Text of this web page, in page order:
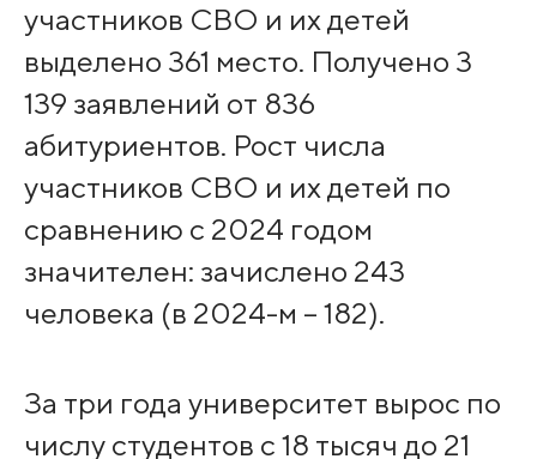
участников СВО и их детей
выделено 361 место. Получено 3
139 заявлений от 836
абитуриентов. Рост числа
участников СВО и их детей по
сравнению с 2024 годом
значителен: зачислено 243
человека (в 2024-м – 182).
За три года университет вырос по
числу студентов с 18 тысяч до 21